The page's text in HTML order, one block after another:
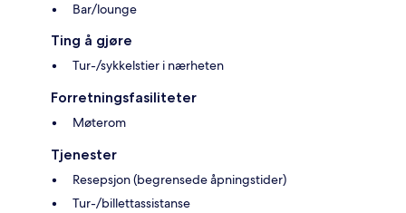
Bar/lounge
Ting å gjøre
Tur-/sykkelstier i nærheten
Forretningsfasiliteter
Møterom
Tjenester
Resepsjon (begrensede åpningstider)
Tur-/billettassistanse